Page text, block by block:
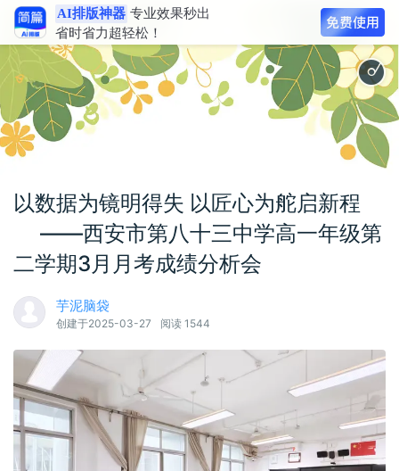
AI排版神器 专业效果秒出
省时省力超轻松！
以数据为镜明得失 以匠心为舵启新程
‍ ——西安市第八十三中学高一年级第
二学期3月月考成绩分析会
芋泥脑袋
创建于2025-03-27 阅读 1544